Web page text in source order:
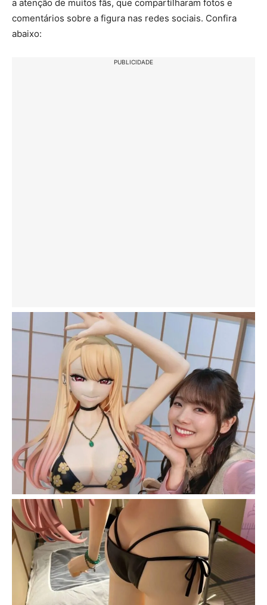
a atenção de muitos fãs, que compartilharam fotos e
comentários sobre a figura nas redes sociais. Confira
abaixo:
PUBLICIDADE